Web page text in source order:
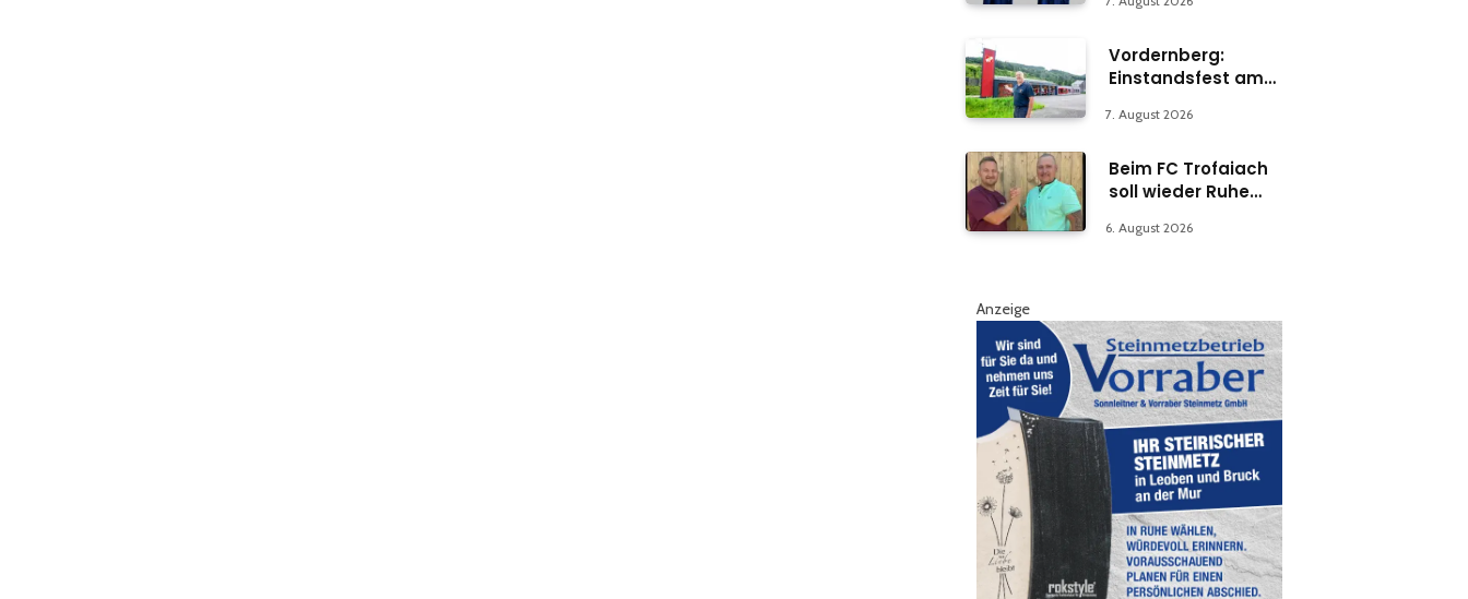
Vordernberg:
Einstandsfest am
7. August 2026
Beim FC Trofaiach
soll wieder Ruhe
6. August 2026
Anzeige